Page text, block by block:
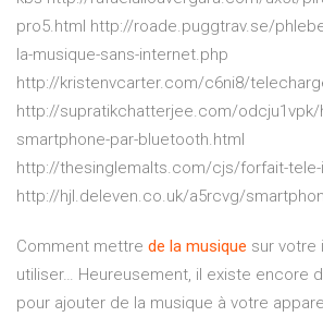
pro5.html http://roade.puggtrav.se/
la-musique-sans-internet.php
http://kristenvcarter.com/c6ni8/
http://supratikchatterjee.com/odcju1vpk/
smartphone-par-bluetooth.html
http://thesinglemalts.com/cjs/forfait-tele-
http://hjl.deleven.co.uk/a5rcvg/
Comment mettre de la musique sur votre
utiliser… Heureusement, il existe encore
pour ajouter de la musique à votre